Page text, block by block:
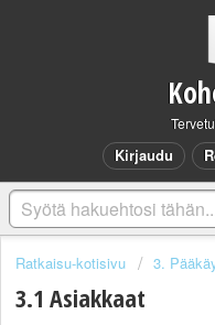
Kirjaudu
Ratkaisu-kotisivu 3.
3.1 Asiakkaat